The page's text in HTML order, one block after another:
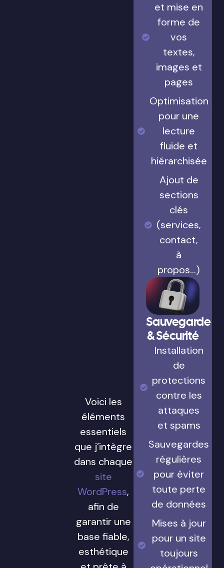
Voici les
éléments
essentiels
que j’intègre
dans chaque
site
WordPress,
afin de
garantir une
base fiable,
esthétique
et mise en
forme de
vos
textes,
images et
pages
Optimisation
pour une
lecture
fluide et
hiérarchisée
Ajout de
sections
clés
(services,
contact,
à
propos…)
Sauvegarde
& Sécurité
Installation
de
protections
contre les
attaques
et spams
Sauvegardes
régulières
pour éviter
toute perte
de données
Mises à jour
pour un site
toujours